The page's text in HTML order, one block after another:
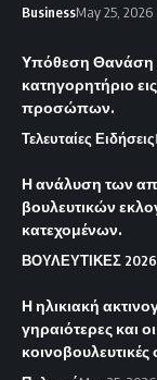
BusinessMay 25, 2026
Υπόθεση Θανάση
κατηγορητήριο
προσώπων.
Τελευταίες Ειδήσεις
Η ανάλυση των
βουλευτικών
κατεχομένων.
ΒΟΥΛΕΥΤΙΚΕΣ 2026
Η ηλικιακή
γηραιότερες και
κοινοβουλευτικές